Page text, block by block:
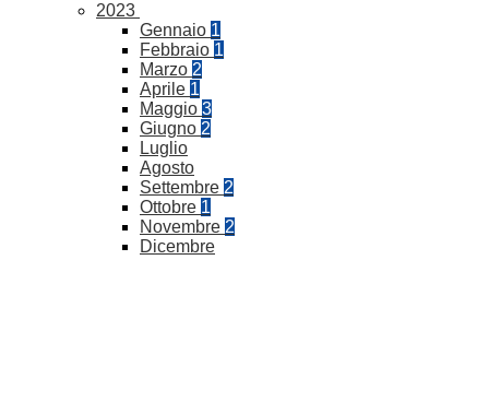
2023
Gennaio 1
Febbraio 1
Marzo 2
Aprile 1
Maggio 3
Giugno 2
Luglio
Agosto
Settembre 2
Ottobre 1
Novembre 2
Dicembre